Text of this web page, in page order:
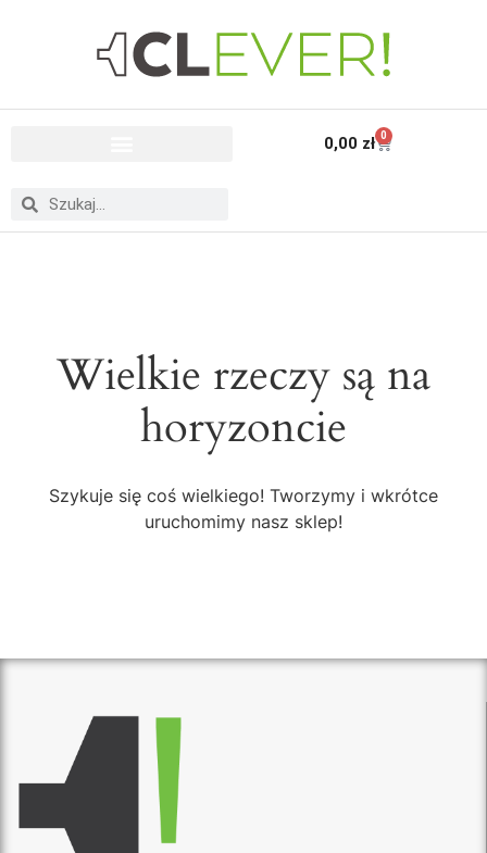
0,00 zł 0
Wielkie rzeczy są na
horyzoncie
Szykuje się coś wielkiego! Tworzymy i wkrótce
uruchomimy nasz sklep!